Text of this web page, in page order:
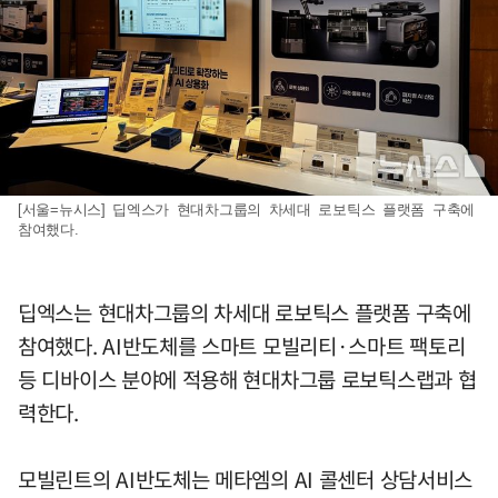
[서울=뉴시스] 딥엑스가 현대차그룹의 차세대 로보틱스 플랫폼 구축에
참여했다.
딥엑스는 현대차그룹의 차세대 로보틱스 플랫폼 구축에
참여했다. AI반도체를 스마트 모빌리티·스마트 팩토리
등 디바이스 분야에 적용해 현대차그룹 로보틱스랩과 협
력한다.
모빌린트의 AI반도체는 메타엠의 AI 콜센터 상담서비스